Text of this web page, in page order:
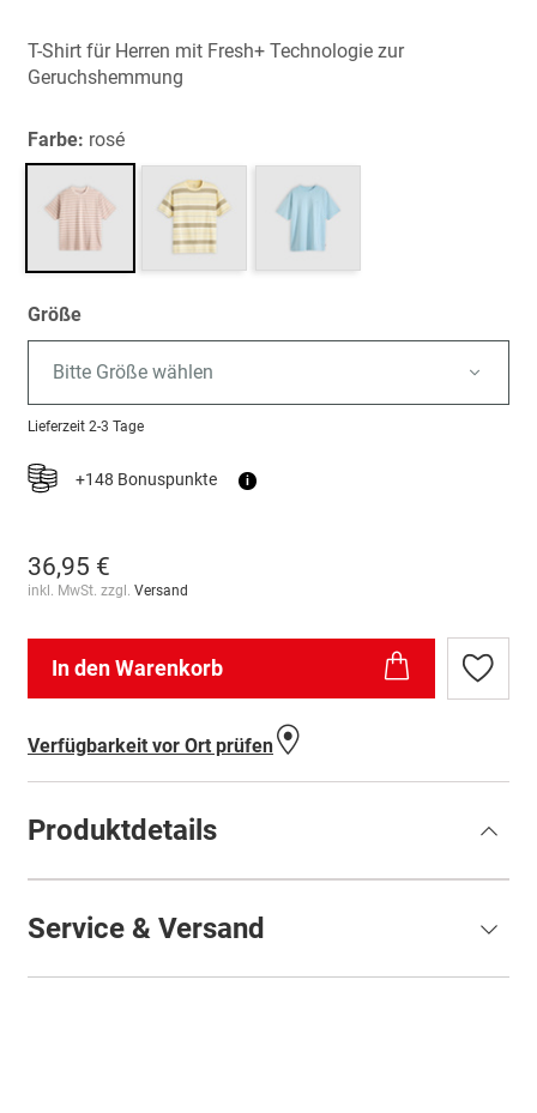
springen
T-Shirt für Herren mit Fresh+ Technologie zur
Geruchshemmung
Farbe: rosé
Größe
Bitte Größe wählen
Lieferzeit 2-3 Tage
+148 Bonuspunkte i
36,95 €
inkl. MwSt. zzgl. Versand
In den Warenkorb
Zur
Verfügbarkeit vor Ort prüfen
Produktdetails
Service & Versand